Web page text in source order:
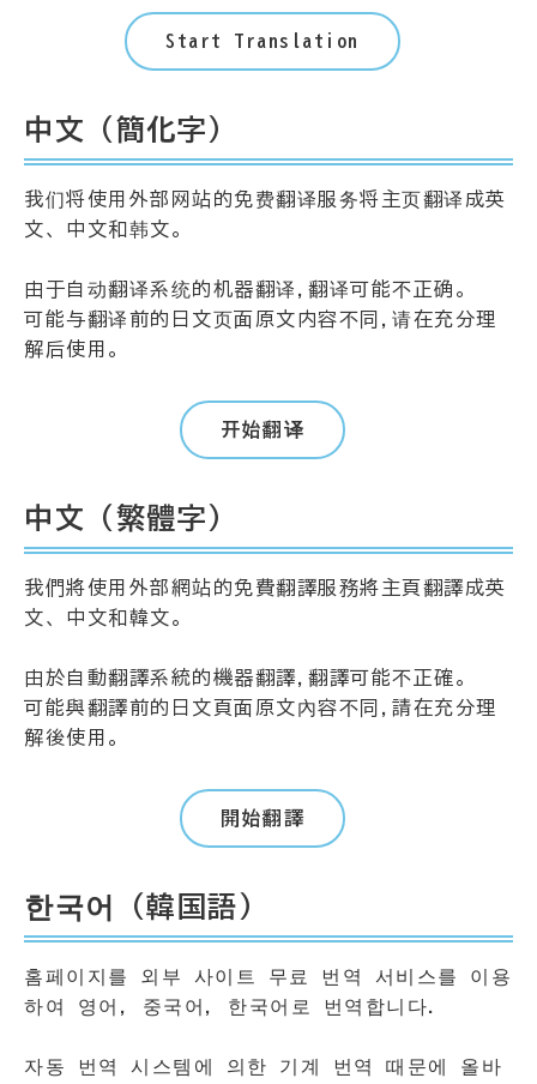
Start Translation
中文（簡化字）
我们将使用外部网站的免费翻译服务将主页翻译成英
文、中文和韩文。
由于自动翻译系统的机器翻译,翻译可能不正确。
可能与翻译前的日文页面原文内容不同,请在充分理
解后使用。
开始翻译
中文（繁體字）
我們將使用外部網站的免費翻譯服務將主頁翻譯成英
文、中文和韓文。
由於自動翻譯系統的機器翻譯,翻譯可能不正確。
可能與翻譯前的日文頁面原文內容不同,請在充分理
解後使用。
開始翻譯
한국어（韓国語）
홈페이지를 외부 사이트 무료 번역 서비스를 이용
하여 영어, 중국어, 한국어로 번역합니다.
자동 번역 시스템에 의한 기계 번역 때문에 올바